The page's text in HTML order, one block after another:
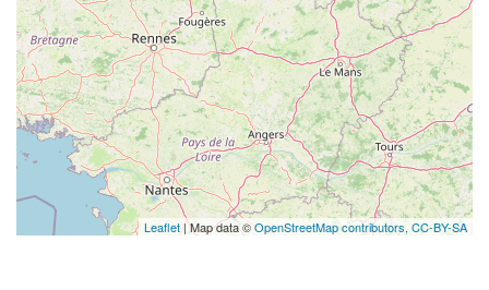
Leaflet| Map data ©OpenStreetMap contributors, CC-BY-SA